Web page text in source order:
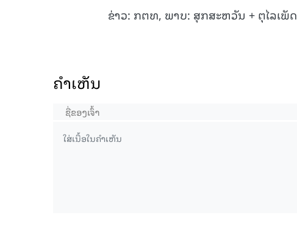
ຂ່າວ: ກຕທ, ພາບ: ສຸກສະຫວັນ + ຕຸໄລເພັດ
ຄໍາເຫັນ